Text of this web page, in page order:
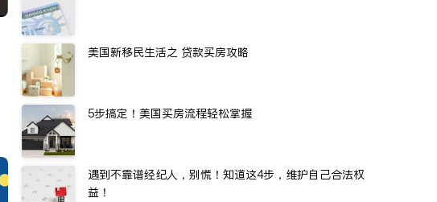
美国新移民生活之 贷款买房攻略
5步搞定！美国买房流程轻松掌握
遇到不靠谱经纪人，别慌！知道这4步，维护自己合法权
益！